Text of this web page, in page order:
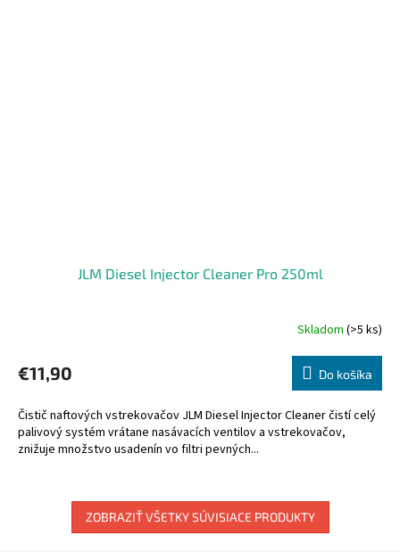
JLM Diesel Injector Cleaner Pro 250ml
Skladom (>5 ks)
€11,90 Do košíka
Čistič naftových vstrekovačov JLM Diesel Injector Cleaner čistí celý
palivový systém vrátane nasávacích ventilov a vstrekovačov,
znižuje množstvo usadenín vo filtri pevných...
ZOBRAZIŤ VŠETKY SÚVISIACE PRODUKTY